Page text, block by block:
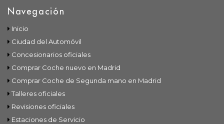
Navegación
Inicio
Ciudad del Automóvil
Concesionarios oficiales
Comprar Coche nuevo en Madrid
Comprar Coche de Segunda mano en Madrid
Talleres oficiales
Revisiones oficiales
Estaciones de Servicio